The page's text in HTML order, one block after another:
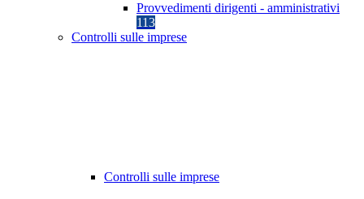
Provvedimenti dirigenti - amministrativi
113
Controlli sulle imprese
Controlli sulle imprese